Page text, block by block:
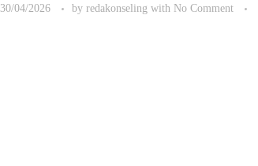
30/04/2026 by redakonseling with No Comment